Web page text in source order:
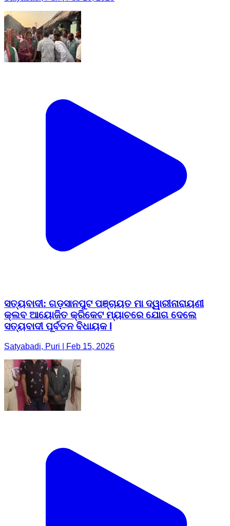
ସତ୍ୟବାଦୀ: ଗଡ଼ସାନପୁଟ ପଞ୍ଚାୟତ ମା ଦ୍ୱାରୀନାରାୟଣୀ
କ୍ଲବ ଆୟୋଜିତ କ୍ରିକେଟ ମ୍ୟାଚରେ ଯୋଗ ଦେଲେ
ସତ୍ୟବାଦୀ ପୂର୍ବତନ ବିଧାୟକ l
Satyabadi, Puri | Feb 15, 2026